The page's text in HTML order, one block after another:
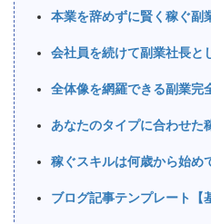
本業を辞めずに賢く稼ぐ副
会社員を続けて副業社長と
全体像を網羅できる副業完
あなたのタイプに合わせた
稼ぐスキルは何歳から始め
ブログ記事テンプレート【